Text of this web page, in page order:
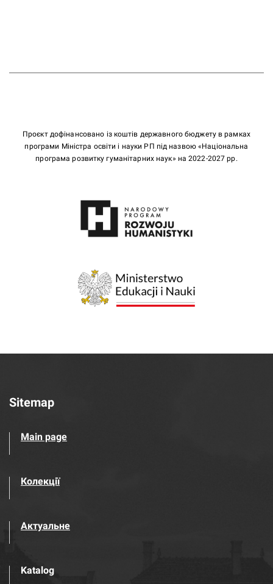
Проєкт дофінансовано із коштів державного бюджету в рамках
програми Міністра освіти і науки РП під назвою «Національна
програма розвитку гуманітарних наук» на 2022-2027 рр.
Sitemap
Main page
Колекції
Актуальне
Katalog